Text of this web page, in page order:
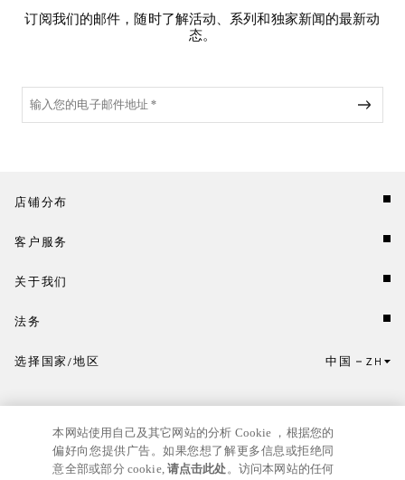
订阅我们的邮件，随时了解活动、系列和独家新闻的最新动
态。
店铺分布
客户服务
关于我们
法务
点击此处选择国家/地区和语言。
选择国家/地区 中国 ZH
本网站使用自己及其它网站的分析 Cookie ，根据您的
偏好向您提供广告。如果您想了解更多信息或拒绝同
意全部或部分 cookie,请点击此处。访问本网站的任何